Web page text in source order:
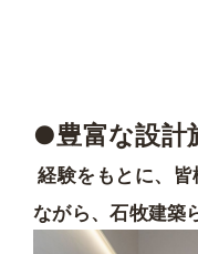
●豊富な設計
経験をもとに、
ながら、石牧建築